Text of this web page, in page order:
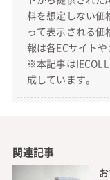
料を想定しない価
って表示される
報は各ECサイトや
※本記事は
成しています。
関連記事